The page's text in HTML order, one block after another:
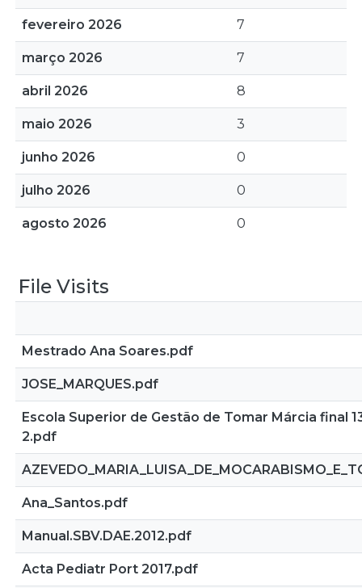
fevereiro 2026 7
março 2026 7
abril 2026 8
maio 2026 3
junho 2026 0
julho 2026 0
agosto 2026 0
File Visits
Mestrado Ana Soares.pdf
JOSE_MARQUES.pdf
Escola Superior de Gestão de Tomar Márcia final
2.pdf
Ana_Santos.pdf
Manual.SBV.DAE.2012.pdf
Acta Pediatr Port 2017.pdf